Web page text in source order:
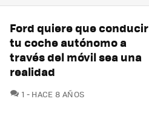
Ford quiere que conducir
tu coche autónomo a
través del móvil sea una
realidad
1 COMENTARIOS
HACE 8 AÑOS